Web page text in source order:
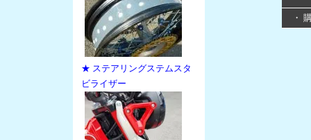
★ ステアリングステムスタ
ビライザー
・